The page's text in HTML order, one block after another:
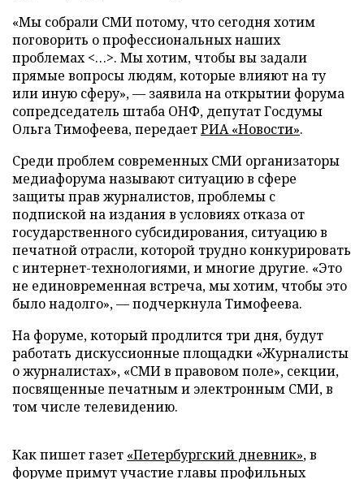
«Мы собрали СМИ потому, что сегодня хотим
поговорить о профессиональных наших
проблемах <…>. Мы хотим, чтобы вы задали
прямые вопросы людям, которые влияют на ту
или иную сферу», — заявила на открытии форума
сопредседатель штаба ОНФ, депутат Госдумы
Ольга Тимофеева, передаетРИА «Новости».
Среди проблем современных СМИ организаторы
медиафорума называют ситуацию в сфере
защиты прав журналистов, проблемы с
подпиской на издания в условиях отказа от
государственного субсидирования, ситуацию в
печатной отрасли, которой трудно конкурировать
с интернет-технологиями, и многие другие. «Это
не единовременная встреча, мы хотим, чтобы это
было надолго», — подчеркнула Тимофеева.
На форуме, который продлится три дня, будут
работать дискуссионные площадки «Журналисты
о журналистах», «СМИ в правовом поле», секции,
посвященные печатным и электронным СМИ, в
том числе телевидению.
Как пишет газет «Петербургский дневник», в
форуме примут участие главы профильных